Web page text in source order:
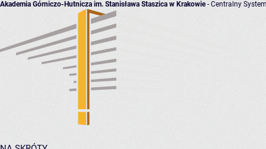
Akademia Górniczo-Hutnicza im. Stanisława Staszica w Krakowie- Centralny